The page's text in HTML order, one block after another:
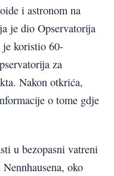
i astronom na
je dio Opservatorija
je koristio 60-
za
Nakon otkrića,
o tome gdje
u bezopasni vatreni
oko